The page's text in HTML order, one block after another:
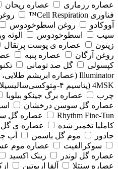
عصاره رزماری
عصاره ریحان
فناوری Cell Respiration™
آووکادو
روغن اسطوخودوس
سیب
اسطوخودوس الوئه
زیتون
عصاره ی پوست پرتقال
روغن آرگان
عصاره پنبه
کپسولی
گل صد تومانی
Illuminator (عصاره ابریشم طلایی، مروارید ژاپنی، تیانین)
4MSK (پتاسیم ۴‑مِتوکسی‌سالیسیلات)
چرب
عصاره برگ جینکو بیلوبا
عصاره گل سوسن درخشان
Rhythm Fine‑Tun
عصاره گل
کاملیا تخمیر شده
عصاره ی
جادور
موم گل یاسمن آب
سوکرالفیت
عصاره موم
عصاره گل لوندر
زینک اکسید
عصاره سنتلا
آلفا اربوتین